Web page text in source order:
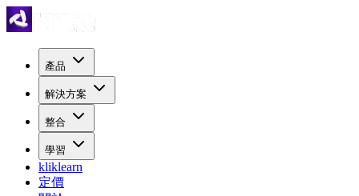
產品
解決方案
整合
學習
kliklearn
定價